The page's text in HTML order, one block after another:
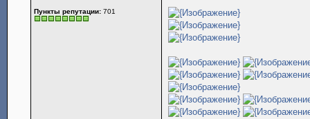
Пункты репутации: 701